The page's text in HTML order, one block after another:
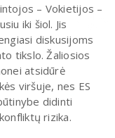
– Vokietijos –
iki šiol. Jis
diskusijoms
tikslo. Žaliosios
atsidūrė
viršuje, nes ES
didinti
rizika.